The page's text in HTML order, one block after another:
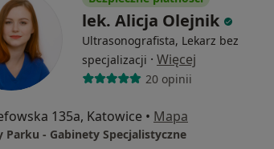
lek. Alicja Olejnik
Ultrasonografista, Lekarz bez
specjalizacji · Więcej
20 opinii
135a, Katowice • Mapa
Parku - Gabinety Specjalistyczne